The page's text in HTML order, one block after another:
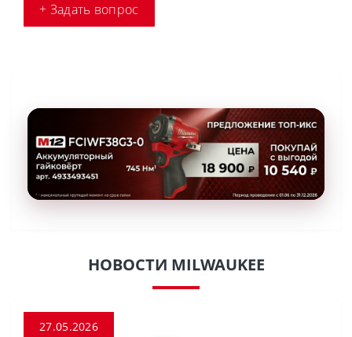
+ Задать вопрос
НОВОСТИ MILWAUKEE
27.05.2026